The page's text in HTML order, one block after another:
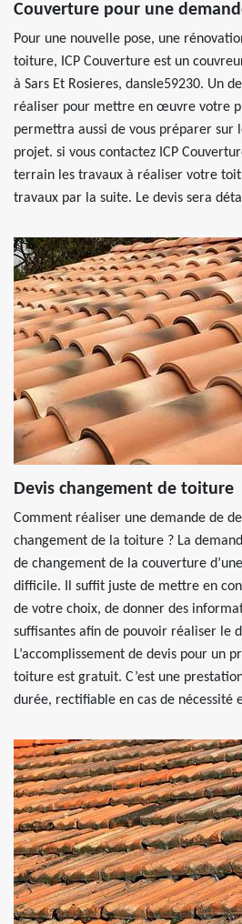
Couverture pour une
Pour une nouvelle pose, une
toiture, ICP Couverture est un
à Sars Et Rosieres, dansle59230. Un
réaliser pour mettre en œuvre votre
permettra aussi de vous préparer sur
projet. si vous contactez ICP
terrain les travaux à réaliser votre
travaux par la suite. Le devis sera
Devis changement de toiture
Comment réaliser une demande de
changement de la toiture ? La
de changement de la couverture
difficile. Il suffit juste de mettre en
de votre choix, de donner des
suffisantes afin de pouvoir réaliser le
L’accomplissement de devis pour un
toiture est gratuit. C’est une
durée, rectifiable en cas de nécessité